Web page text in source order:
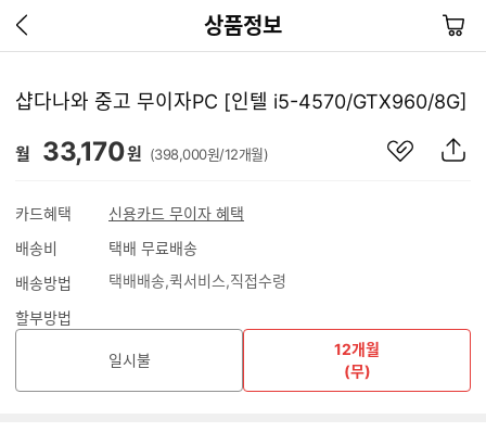
상품정보
이
지
기
장
바
샵다나와 중고 무이자PC [인텔 i5-4570/GTX960/8G]
월 33,170원 (398,000원/12개월)
카드혜택
신용카드 무이자 혜택
배송비
택배 무료배송
배송방법
택배배송 퀵서비스 직접수령
할부방법
일시불
12개월
(무)